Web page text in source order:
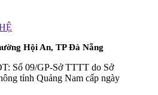
Hội An, TP Đà Nẵng
Số 09/GP-Sở TTTT do Sở
tỉnh Quảng Nam cấp ngày